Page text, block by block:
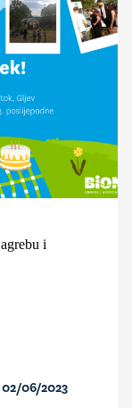
i
02/06/2023